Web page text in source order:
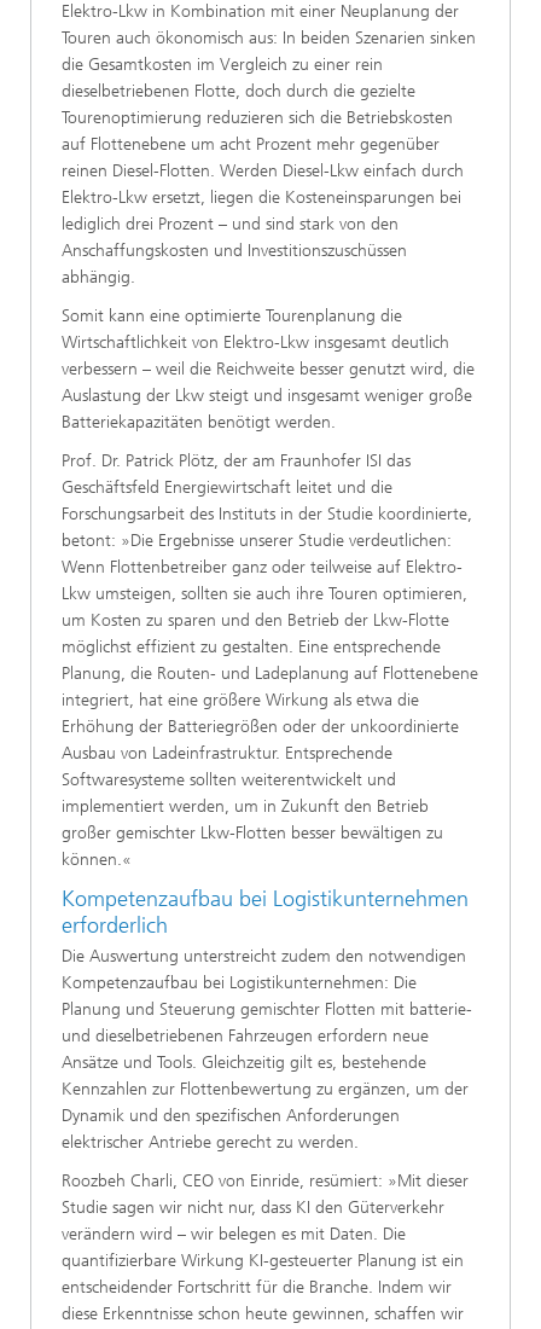
Elektro-Lkw in Kombination mit einer Neuplanung der
Touren auch ökonomisch aus: In beiden Szenarien sinken
die Gesamtkosten im Vergleich zu einer rein
dieselbetriebenen Flotte, doch durch die gezielte
Tourenoptimierung reduzieren sich die Betriebskosten
auf Flottenebene um acht Prozent mehr gegenüber
reinen Diesel-Flotten. Werden Diesel-Lkw einfach durch
Elektro-Lkw ersetzt, liegen die Kosteneinsparungen bei
lediglich drei Prozent – und sind stark von den
Anschaffungskosten und Investitionszuschüssen
abhängig.
Somit kann eine optimierte Tourenplanung die
Wirtschaftlichkeit von Elektro-Lkw insgesamt deutlich
verbessern – weil die Reichweite besser genutzt wird, die
Auslastung der Lkw steigt und insgesamt weniger große
Batteriekapazitäten benötigt werden.
Prof. Dr. Patrick Plötz, der am Fraunhofer ISI das
Geschäftsfeld Energiewirtschaft leitet und die
Forschungsarbeit des Instituts in der Studie koordinierte,
betont: »Die Ergebnisse unserer Studie verdeutlichen:
Wenn Flottenbetreiber ganz oder teilweise auf Elektro-
Lkw umsteigen, sollten sie auch ihre Touren optimieren,
um Kosten zu sparen und den Betrieb der Lkw-Flotte
möglichst effizient zu gestalten. Eine entsprechende
Planung, die Routen- und Ladeplanung auf Flottenebene
integriert, hat eine größere Wirkung als etwa die
Erhöhung der Batteriegrößen oder der unkoordinierte
Ausbau von Ladeinfrastruktur. Entsprechende
Softwaresysteme sollten weiterentwickelt und
implementiert werden, um in Zukunft den Betrieb
großer gemischter Lkw-Flotten besser bewältigen zu
können.«
Kompetenzaufbau bei Logistikunternehmen
erforderlich
Die Auswertung unterstreicht zudem den notwendigen
Kompetenzaufbau bei Logistikunternehmen: Die
Planung und Steuerung gemischter Flotten mit batterie-
und dieselbetriebenen Fahrzeugen erfordern neue
Ansätze und Tools. Gleichzeitig gilt es, bestehende
Kennzahlen zur Flottenbewertung zu ergänzen, um der
Dynamik und den spezifischen Anforderungen
elektrischer Antriebe gerecht zu werden.
Roozbeh Charli, CEO von Einride, resümiert: »Mit dieser
Studie sagen wir nicht nur, dass KI den Güterverkehr
verändern wird – wir belegen es mit Daten. Die
quantifizierbare Wirkung KI-gesteuerter Planung ist ein
entscheidender Fortschritt für die Branche. Indem wir
diese Erkenntnisse schon heute gewinnen, schaffen wir